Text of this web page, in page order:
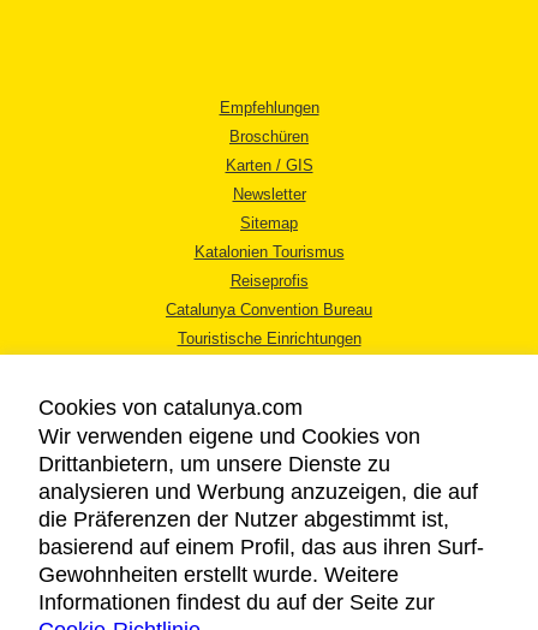
Empfehlungen
Broschüren
Karten / GIS
Newsletter
Sitemap
Katalonien Tourismus
Reiseprofis
Catalunya Convention Bureau
Touristische Einrichtungen
RECHTLICHER HINWEIS
DATENSCHUTZICHTLINIE
COOKIES
Cookies von catalunya.com
Wir verwenden eigene und Cookies von
Drittanbietern, um unsere Dienste zu
analysieren und Werbung anzuzeigen, die auf
die Präferenzen der Nutzer abgestimmt ist,
basierend auf einem Profil, das aus ihren Surf-
Gewohnheiten erstellt wurde. Weitere
Informationen findest du auf der Seite zur